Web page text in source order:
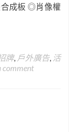
合成板 ◎肖像權
牌, 戶外廣告, 活
comment